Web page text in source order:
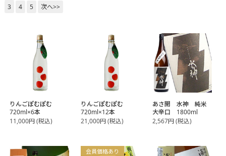
3
4 5 次へ>>
りんごぽむぽむ
720ml×6本
11,000円(税込)
りんごぽむぽむ
720ml×12本
21,000円(税込)
あさ開 水神 純米
大辛口 1800ml
2,567円(税込)
会員価格あり